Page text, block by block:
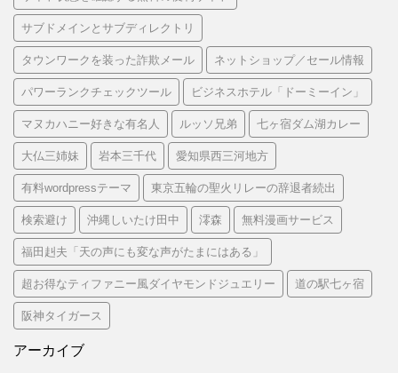
サブドメインとサブディレクトリ
タウンワークを装った詐欺メール ネットショップ／セール情報
パワーランクチェックツール ビジネスホテル「ドーミーイン」
マヌカハニー好きな有名人 ルッソ兄弟 七ヶ宿ダム湖カレー
大仏三姉妹 岩本三千代 愛知県西三河地方
有料wordpressテーマ 東京五輪の聖火リレーの辞退者続出
検索避け 沖縄しいたけ田中 澪森 無料漫画サービス
福田赳夫「天の声にも変な声がたまにはある」
超お得なティファニー風ダイヤモンドジュエリー 道の駅七ヶ宿
阪神タイガース
アーカイブ